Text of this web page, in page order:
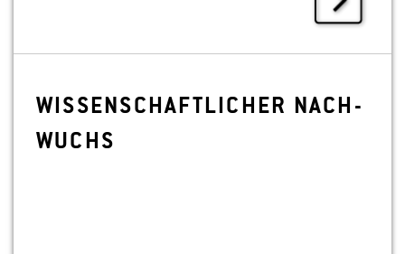
WIS­SEN­SCHAFT­LI­CHER NACH­
WUCHS